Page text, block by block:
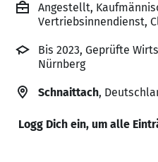
Angestellt,
Vertriebsinnendienst,
Bis 2023, Geprüfte
Nürnberg
Schnaittach,
Logg Dich ein, um alle